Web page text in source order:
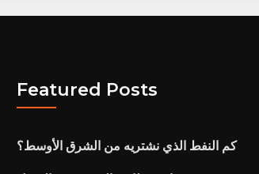
Featured Posts
كم النفط الذي نشتريه من الشرق الأوسط؟